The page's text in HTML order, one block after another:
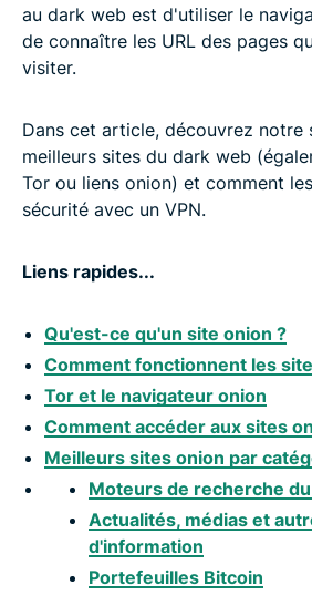
au dark web est d'utiliser le
de connaître les URL des pages
visiter.
Dans cet article, découvrez notre
meilleurs sites du dark web
Tor ou liens onion) et comment
sécurité avec un VPN.
Liens rapides...
Qu'est-ce qu'un site onion ?
Comment fonctionnent les
Tor et le navigateur onion
Comment accéder aux sites
Meilleurs sites onion par
Moteurs de recherche
Actualités, médias et
d'information
Portefeuilles Bitcoin